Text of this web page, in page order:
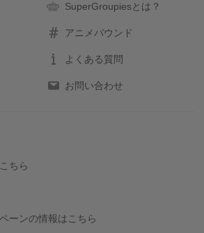
SuperGroupiesとは？
アニメバウンド
よくある質問
お問い合わせ
ちら
ーンの情報はこちら